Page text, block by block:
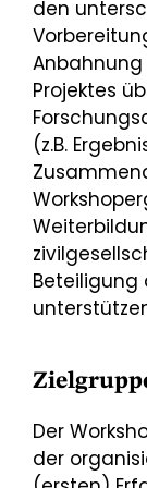
den
Projektes
(z.B.
Beteiligung
Der
der